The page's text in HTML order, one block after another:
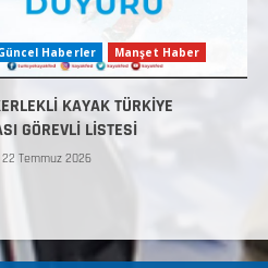
Haberler Manşet Haber
KAYAK TÜRKİYE
GÖREVLİ LİSTESİ
22 Temmuz 2026